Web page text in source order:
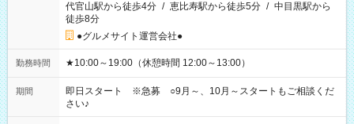
代官山駅から徒歩4分 / 恵比寿駅から徒歩5分 / 中目黒駅から
徒歩8分
●グルメサイト運営会社●
勤務時間 ★10:00～19:00（休憩時間 12:00～13:00）
期間
即日スタート ※急募 ○9月～、10月～スタートもご相談くだ
さい♪